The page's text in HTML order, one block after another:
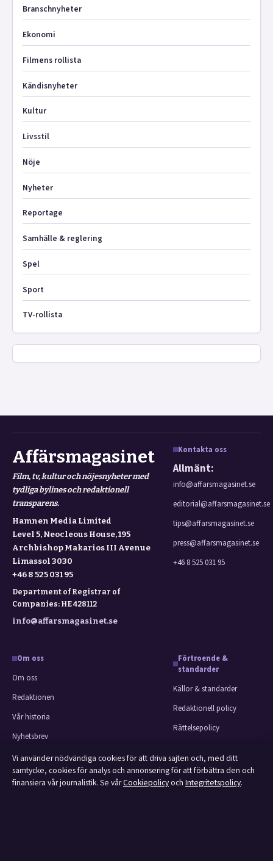
Branschnyheter
Ekonomi
Filmens rollista
Kändisnyheter
Kultur
Livsstil
Nöje
Nyheter
Reportage
Samhälle & reglering
Spel
Sport
TV-rollista
Affärsmagasinet
Film, tv, kultur och nöjesnyheter med
tydliga bylines och redaktionell
transparens.
Hamnen Media Limited
Level 5, Neocleous House, 195
Archbishop Makarios III Avenue
Limassol 3030
+46 8 525 031 95
Department of Registrar of
Companies: HE 428112
info@affarsmagasinet.se
Kontakta oss
Allmänt:
info@affarsmagasinet.se
editorial@affarsmagasinet.se
tips@affarsmagasinet.se
press@affarsmagasinet.se
+46 8 525 031 95
Om oss
Om oss
Redaktionen
Vår historia
Nyhetsbrev
Tipsa oss
Kontakt
Förtroende &
standarder
Källor & standarder
Redaktionell policy
Rättelsepolicy
Ägande & finansiering
Integritetspolicy
Vi använder nödvändiga cookies för att driva sajten och, med ditt
samtycke, cookies för analys och annonsering för att förbättra den och
finansiera vår journalistik. Se vårCookiepolicyoch Integritetspolicy.